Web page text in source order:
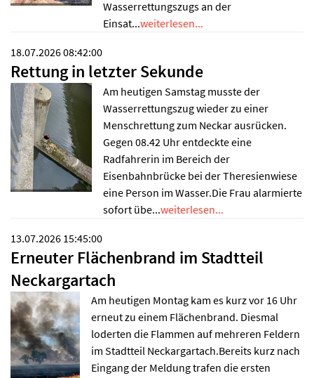
Wasserrettungszugs an der
Einsat...weiterlesen...
18.07.2026 08:42:00
Rettung in letzter Sekunde
Am heutigen Samstag musste der
Wasserrettungszug wieder zu einer
Menschrettung zum Neckar ausrücken.
Gegen 08.42 Uhr entdeckte eine
Radfahrerin im Bereich der
Eisenbahnbrücke bei der Theresienwiese
eine Person im Wasser.Die Frau alarmierte
sofort übe...weiterlesen...
13.07.2026 15:45:00
Erneuter Flächenbrand im Stadtteil
Neckargartach
Am heutigen Montag kam es kurz vor 16 Uhr
erneut zu einem Flächenbrand. Diesmal
loderten die Flammen auf mehreren Feldern
im Stadtteil Neckargartach.Bereits kurz nach
Eingang der Meldung trafen die ersten